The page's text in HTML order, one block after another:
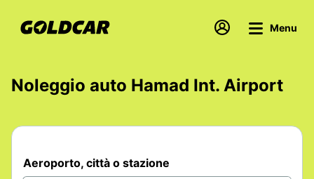
Menu
Noleggio auto Hamad Int. Airport
Aeroporto, città o stazione